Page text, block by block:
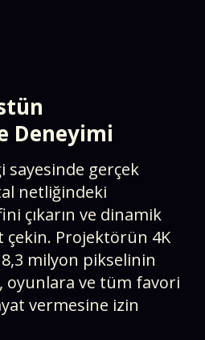
Deneyimi​
sayesinde gerçek
netliğindeki
çıkarın ve dinamik
çekin. Projektörün 4K
milyon pikselinin
oyunlara ve tüm favori
vermesine izin